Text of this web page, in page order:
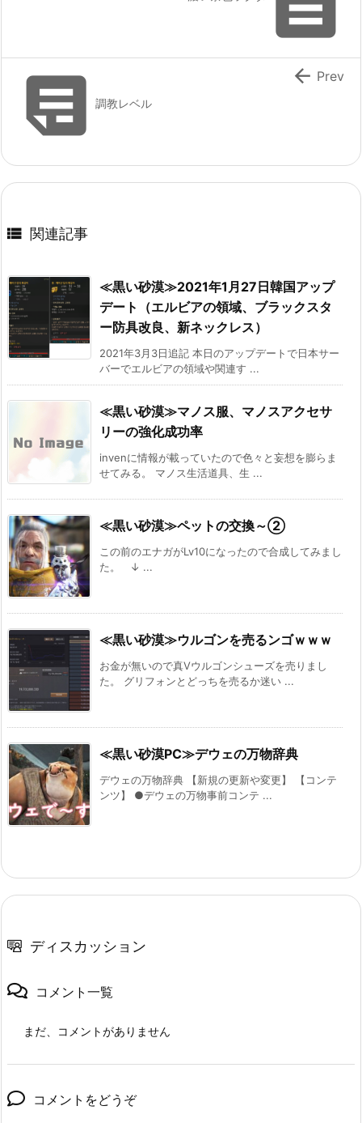
調教レベル
 Prev
 関連記事
≪黒い砂漠≫2021年1月27日韓国アップ
デート（エルビアの領域、ブラックスタ
ー防具改良、新ネックレス）
2021年3月3日追記 本日のアップデートで日本サー
バーでエルビアの領域や関連す ...
≪黒い砂漠≫マノス服、マノスアクセサ
リーの強化成功率
invenに情報が載っていたので色々と妄想を膨らま
せてみる。 マノス生活道具、生 ...
≪黒い砂漠≫ペットの交換～②
この前のエナガがLv10になったので合成してみまし
た。 ↓ ...
≪黒い砂漠≫ウルゴンを売るンゴｗｗｗ
お金が無いので真Ⅴウルゴンシューズを売りまし
た。 グリフォンとどっちを売るか迷い ...
≪黒い砂漠PC≫デウェの万物辞典
デウェの万物辞典 【新規の更新や変更】 【コンテ
ンツ】 ●デウェの万物事前コンテ ...
ディスカッション
コメント一覧
まだ、コメントがありません
コメントをどうぞ